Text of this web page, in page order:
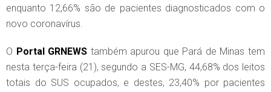
enquanto 12,66% são de pacientes diagnosticados com o
novo coronavírus.
O Portal GRNEWS também apurou que Pará de Minas tem
nesta terça-feira (21), segundo a SES-MG, 44,68% dos leitos
totais do SUS ocupados, e destes, 23,40% por pacientes